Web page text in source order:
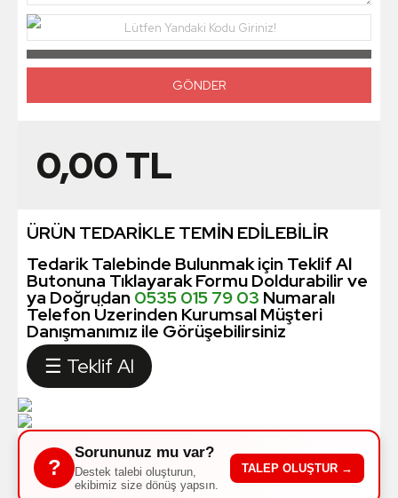
Lütfen Yandaki Kodu Giriniz!
0,00TL
ÜRÜN TEDARİKLE TEMİN EDİLEBİLİR
Tedarik Talebinde Bulunmak için Teklif Al
Butonuna Tıklayarak Formu Doldurabilir ve
ya Doğrudan 0535 015 79 03 Numaralı
Telefon Üzerinden Kurumsal Müşteri
Danışmanımız ile Görüşebilirsiniz
☰ Teklif Al
?
Sorununuz mu var?
Destek talebi oluşturun,
ekibimiz size dönüş yapsın.
TALEP OLUŞTUR →